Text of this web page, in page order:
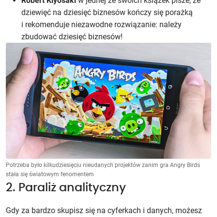
dziewięć na dziesięć biznesów kończy się porażką
i rekomenduje niezawodne rozwiązanie: należy
zbudować dziesięć biznesów!
Potrzeba było kilkudziesięciu nieudanych projektów zanim gra Angry Birds
stała się światowym fenomentem
2. Paraliż analityczny
Gdy za bardzo skupisz się na cyferkach i danych, możesz